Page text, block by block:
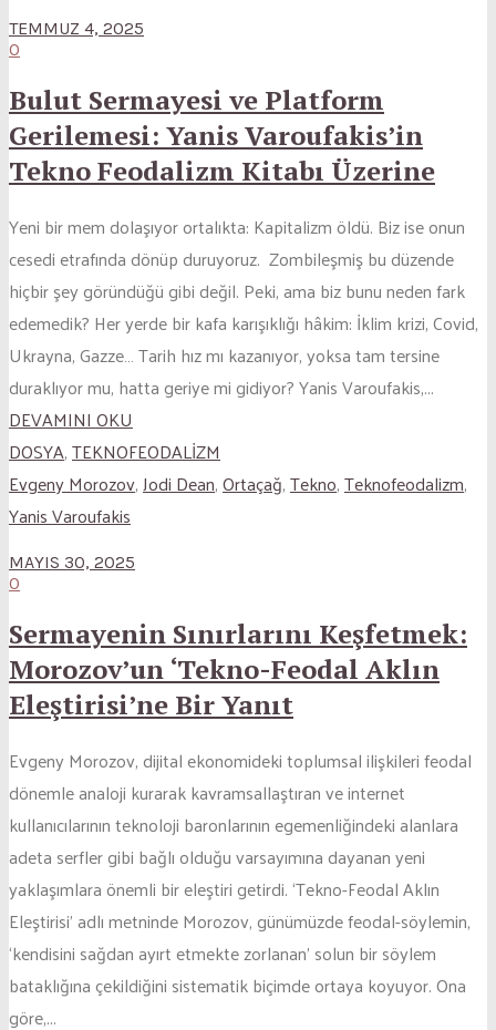
TEMMUZ 4, 2025
0
Bulut Sermayesi ve Platform
Gerilemesi: Yanis Varoufakis’in
Tekno Feodalizm Kitabı Üzerine
Yeni bir mem dolaşıyor ortalıkta: Kapitalizm öldü. Biz ise onun
cesedi etrafında dönüp duruyoruz. Zombileşmiş bu düzende
hiçbir şey göründüğü gibi değil. Peki, ama biz bunu neden fark
edemedik? Her yerde bir kafa karışıklığı hâkim: İklim krizi, Covid,
Ukrayna, Gazze… Tarih hız mı kazanıyor, yoksa tam tersine
duraklıyor mu, hatta geriye mi gidiyor? Yanis Varoufakis,...
DEVAMINI OKU
DOSYA,TEKNOFEODALİZM
Evgeny Morozov,Jodi Dean,Ortaçağ,Tekno,Teknofeodalizm,
Yanis Varoufakis
MAYIS 30, 2025
0
Sermayenin Sınırlarını Keşfetmek:
Morozov’un ‘Tekno-Feodal Aklın
Eleştirisi’ne Bir Yanıt
Evgeny Morozov, dijital ekonomideki toplumsal ilişkileri feodal
dönemle analoji kurarak kavramsallaştıran ve internet
kullanıcılarının teknoloji baronlarının egemenliğindeki alanlara
adeta serfler gibi bağlı olduğu varsayımına dayanan yeni
yaklaşımlara önemli bir eleştiri getirdi. ‘Tekno-Feodal Aklın
Eleştirisi’ adlı metninde Morozov, günümüzde feodal-söylemin,
‘kendisini sağdan ayırt etmekte zorlanan’ solun bir söylem
bataklığına çekildiğini sistematik biçimde ortaya koyuyor. Ona
göre,...